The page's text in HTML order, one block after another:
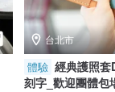
台北市
體驗 經典護照套
刻字_歡迎團體包